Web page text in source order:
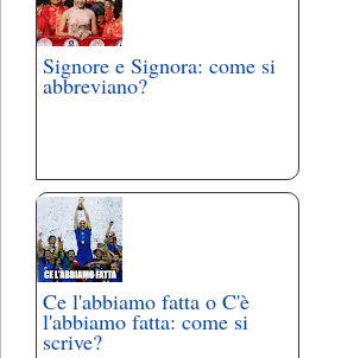
Signore e Signora: come si
abbreviano?
Ce l'abbiamo fatta o C'è
l'abbiamo fatta: come si
scrive?